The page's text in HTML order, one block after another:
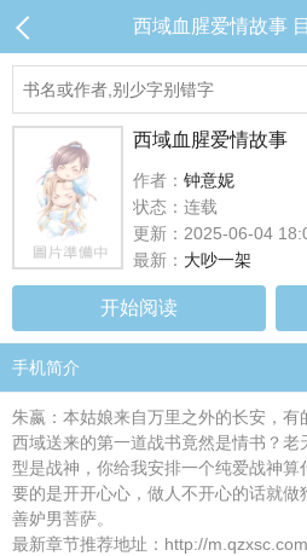
西域血腥爱情故事
西域血腥爱情故事
作者： 钟意妮
状态：连载
更新：2025-06-04
最新： 大吵一架
开始阅读
手机简介
朱嬴：本姑娘来自万里之外的长安，有
西域送来的第一道战书竟然是情书？
型是战神，你给我安排一个纯爱战神
要的是开开心心，做人不开心的话就做
善妒男菩萨。
最新章节推荐地址：http://